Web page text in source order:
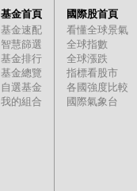
基金首頁
基金速配
智慧篩選
基金排行
基金總覽
自選基金
我的組合
國際股首頁
看懂全球景氣
全球指數
全球漲跌
指標看股市
各國強度比較
國際氣象台